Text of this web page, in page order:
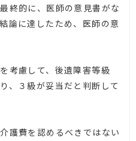
終的に、医師の意見書がな
論に達したため、医師の意
考慮して、後遺障害等級
、３級が妥当だと判断して
護費を認めるべきではない